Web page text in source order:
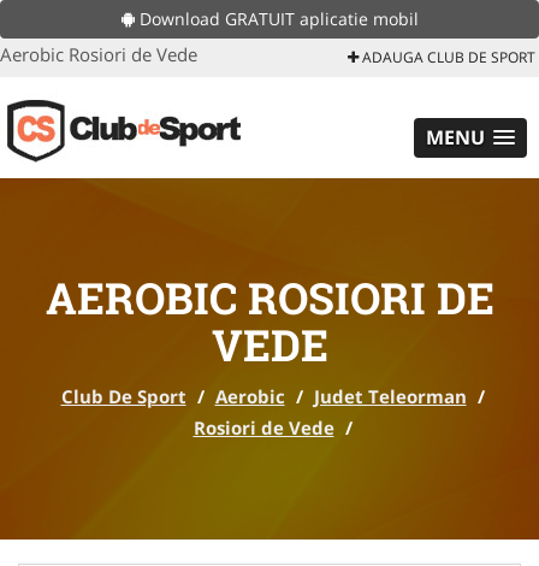
Download GRATUIT aplicatie mobil
Aerobic Rosiori de Vede ADAUGA CLUB DE SPORT
MENU
AEROBIC ROSIORI DE
VEDE
Club De Sport / Aerobic / Judet Teleorman /
Rosiori de Vede /